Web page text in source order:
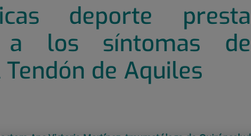
deporte presta
a los síntomas de
de Aquiles